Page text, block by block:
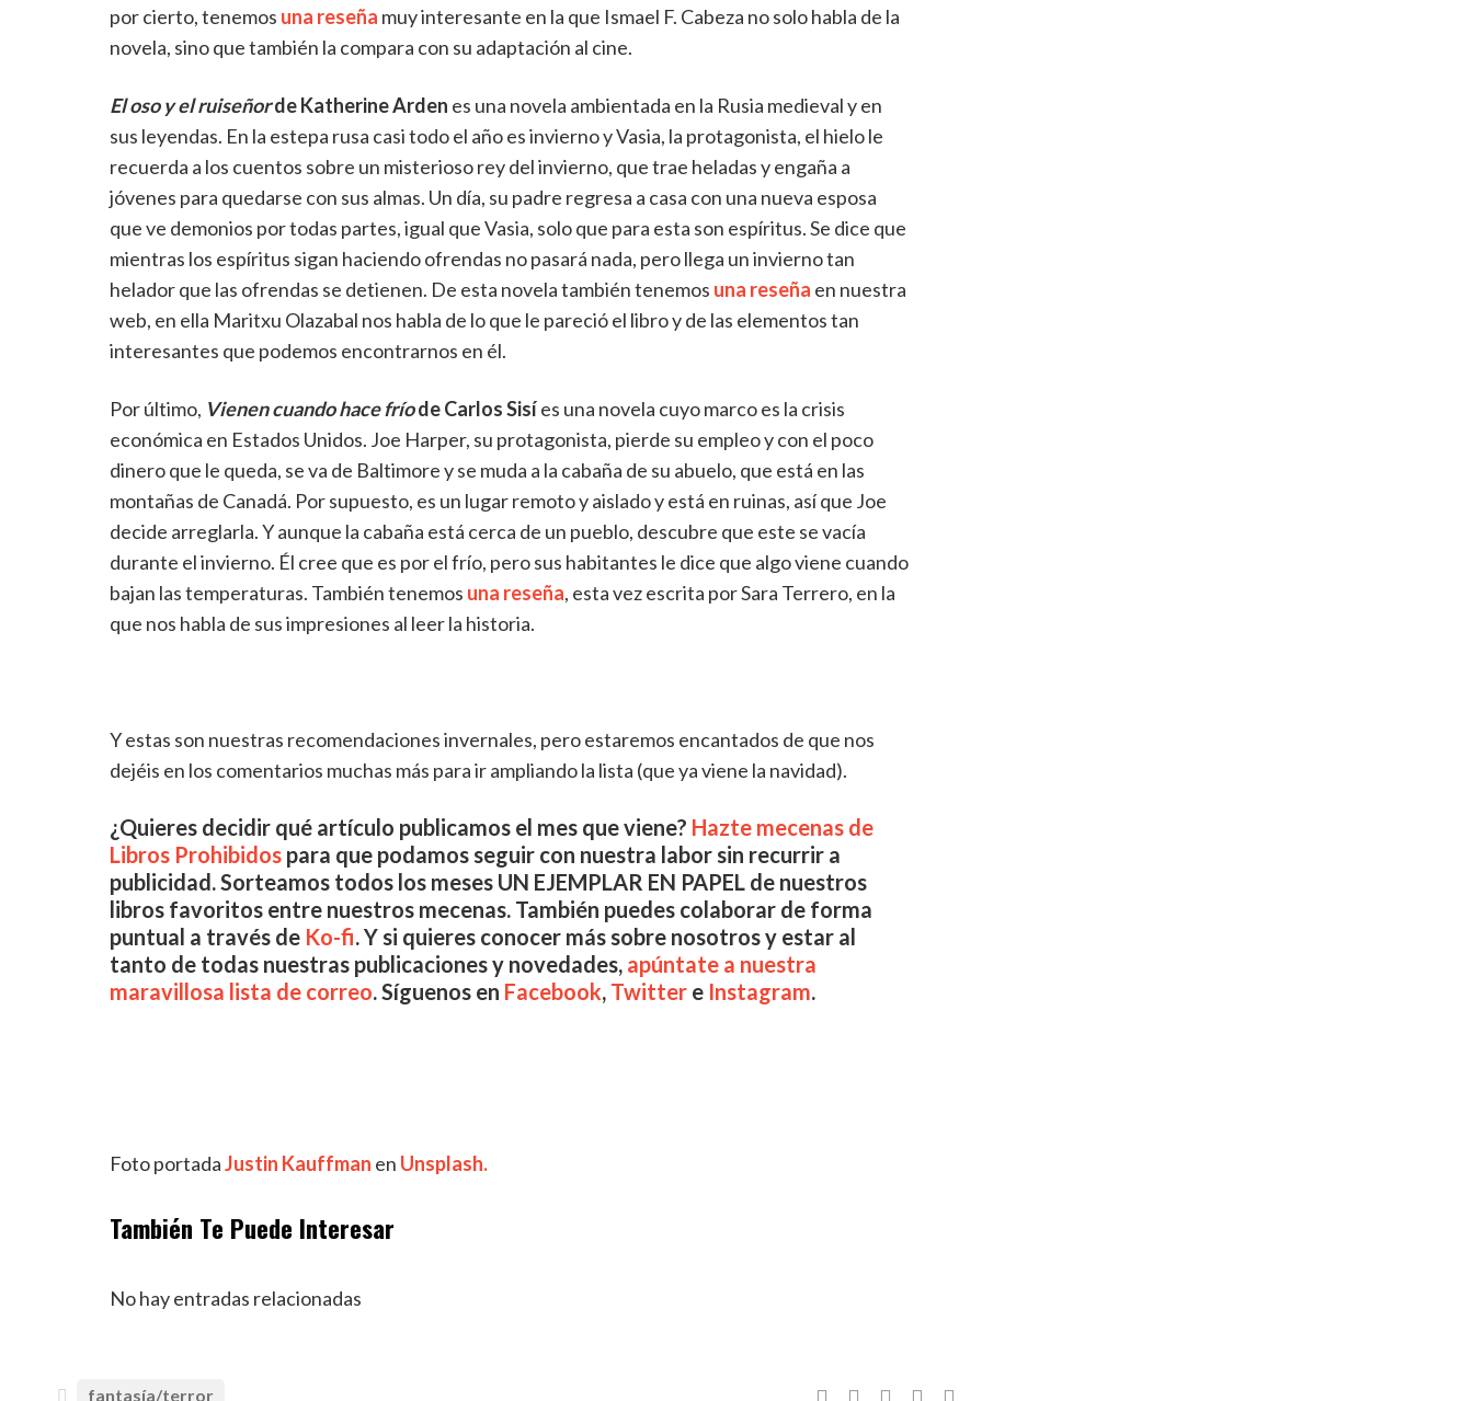
por cierto, tenemos una reseña muy interesante en la que Ismael F. Cabeza no solo habla de la
novela, sino que también la compara con su adaptación al cine.
El oso y el ruiseñorde Katherine Arden es una novela ambientada en la Rusia medieval y en
sus leyendas. En la estepa rusa casi todo el año es invierno y Vasia, la protagonista, el hielo le
recuerda a los cuentos sobre un misterioso rey del invierno, que trae heladas y engaña a
jóvenes para quedarse con sus almas. Un día, su padre regresa a casa con una nueva esposa
que ve demonios por todas partes, igual que Vasia, solo que para esta son espíritus. Se dice que
mientras los espíritus sigan haciendo ofrendas no pasará nada, pero llega un invierno tan
helador que las ofrendas se detienen. De esta novela también tenemos una reseña en nuestra
web, en ella Maritxu Olazabal nos habla de lo que le pareció el libro y de las elementos tan
interesantes que podemos encontrarnos en él.
Por último, Vienen cuando hace fríode Carlos Sisíes una novela cuyo marco es la crisis
económica en Estados Unidos. Joe Harper, su protagonista, pierde su empleo y con el poco
dinero que le queda, se va de Baltimore y se muda a la cabaña de su abuelo, que está en las
montañas de Canadá. Por supuesto, es un lugar remoto y aislado y está en ruinas, así que Joe
decide arreglarla. Y aunque la cabaña está cerca de un pueblo, descubre que este se vacía
durante el invierno. Él cree que es por el frío, pero sus habitantes le dice que algo viene cuando
bajan las temperaturas. También tenemos una reseña, esta vez escrita por Sara Terrero, en la
que nos habla de sus impresiones al leer la historia.
Y estas son nuestras recomendaciones invernales, pero estaremos encantados de que nos
dejéis en los comentarios muchas más para ir ampliando la lista (que ya viene la navidad).
¿Quieres decidir qué artículo publicamos el mes que viene? Hazte mecenas de
Libros Prohibidospara que podamos seguir con nuestra labor sin recurrir a
publicidad. Sorteamos todos los meses UN EJEMPLAR EN PAPEL de nuestros
libros favoritos entre nuestros mecenas. También puedes colaborar de forma
puntual a través de Ko-fi.Y si quieres conocer más sobre nosotros y estar al
tanto de todas nuestras publicaciones y novedades, apúntate a nuestra
maravillosa lista de correo.Síguenos en Facebook, Twittere Instagram.
Foto portadaJustin Kauffman en Unsplash.
También Te Puede Interesar
No hay entradas relacionadas
fantasía/terror